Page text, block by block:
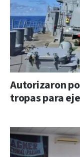
Autorizaron
tropas para